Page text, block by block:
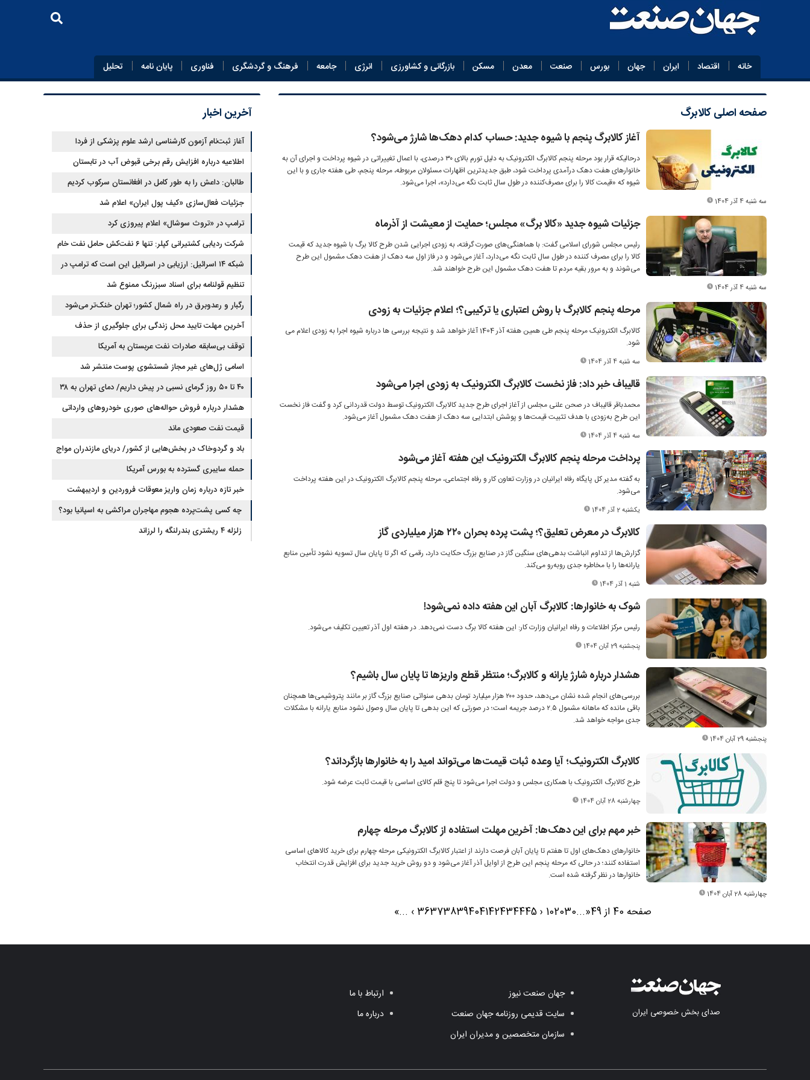
خانه اقتصاد ایران جهان بورس صنعت معدن مسکن بازرگانی و کشاورزی انرژی جامعه فرهنگ و گردشگری فناوری پایان‌ نامه تحلیل
صفحه اصلیکالابرگ
آغاز کالابرگ پنجم با شیوه جدید: حساب کدام دهک‌ها شارژ می‌شود؟
درحالیکه قرار بود مرحله پنجم کالابرگ الکترونیک به دلیل تورم بالای ۳۰ درصدی، با اعمال تغییراتی در شیوه پرداخت و اجرای آن به
خانوارهای هفت دهک درآمدی پرداخت شود، طبق جدیدترین اظهارات مسئولان مربوطه، مرحله پنجم، طی هفته جاری و با این
شیوه که «قیمت کالا را برای مصرف‌کننده در طول سال ثابت نگه می‌دارد»، اجرا می‌شود.
سه شنبه 4 آذر 1404
جزئیات شیوه جدید «کالا برگ» مجلس؛ حمایت از معیشت از آذرماه
رئیس مجلس شورای اسلامی گفت: با هماهنگی‌های صورت گرفته، به زودی اجرایی شدن طرح کالا برگ با شیوه جدید که قیمت
کالا را برای مصرف کننده در طول سال ثابت نگه می‌دارد، آغاز می‌شود و در فاز اول سه دهک از هفت دهک مشمول این طرح
می‌شوند و به مرور بقیه مردم تا هفت دهک مشمول این طرح خواهند شد.
سه شنبه 4 آذر 1404
مرحله پنجم کالابرگ با روش اعتباری یا ترکیبی؟؛ اعلام جزئیات به زودی
کالابرگ الکترونیک مرحله پنجم طی همین هفته آذر 1404 آغاز خواهد شد و نتیجه بررسی ها درباره شیوه اجرا به زودی اعلام می
شود.
سه شنبه 4 آذر 1404
قالیباف خبر داد: فاز نخست کالابرگ الکترونیک به زودی اجرا می‌شود
محمدباقر قالیباف در صحن علنی مجلس از آغاز اجرای طرح جدید کالابرگ الکترونیک توسط دولت قدردانی کرد و گفت فاز نخست
این طرح به‌زودی با هدف تثبیت قیمت‌ها و پوشش ابتدایی سه دهک از هفت دهک مشمول آغاز می‌شود.
سه شنبه 4 آذر 1404
پرداخت مرحله پنجم کالابرگ الکترونیک این هفته آغاز می‌شود
به گفته مدیر کل پایگاه رفاه ایرانیان در وزارت تعاون کار و رفاه اجتماعی، مرحله پنجم کالابرگ الکترونیک در این هفته پرداخت
می‌شود.
یکشنبه 2 آذر 1404
کالابرگ در معرض تعلیق؟؛ پشت پرده بحران ۲۲۰ هزار میلیاردی گاز
گزارش‌ها از تداوم انباشت بدهی‌های سنگین گاز در صنایع بزرگ حکایت دارد، رقمی که اگر تا پایان سال تسویه نشود تأمین منابع
یارانه‌ها را با مخاطره جدی روبه‌رو می‌کند.
شنبه 1 آذر 1404
شوک به خانوارها: کالابرگ آبان این هفته داده نمی‌شود!
رئیس مرکز اطلاعات و رفاه ایرانیان وزارت کار: این هفته کالا برگ دست نمی‌دهد. در هفته اول آذر تعیین تکلیف می‌شود.
پنجشنبه 29 آبان 1404
هشدار درباره شارژ یارانه و کالابرگ؛ منتظر قطع واریزها تا پایان سال باشیم؟
​بررسی‌های انجام شده نشان می‌دهد، حدود ۲۰۰ هزار میلیارد تومان بدهی سنواتی صنایع بزرگ گاز بر مانند پتروشیمی‌ها همچنان
باقی مانده که ماهانه مشمول ۲.۵ درصد جریمه است؛ در صورتی که این بدهی تا پایان سال وصول نشود منابع یارانه با مشکلات
جدی مواجه خواهد شد.
پنجشنبه 29 آبان 1404
کالابرگ الکترونیک؛ آیا وعده ثبات قیمت‌ها می‌تواند امید را به خانوارها بازگرداند؟
طرح کالابرگ الکترونیک با همکاری مجلس و دولت اجرا می‌شود تا پنج قلم کالای اساسی با قیمت ثابت عرضه شود.
چهارشنبه 28 آبان 1404
خبر مهم برای این دهک‌ها: آخرین مهلت استفاده از کالابرگ مرحله چهارم
خانوارهای دهک‌های اول تا هفتم تا پایان آبان فرصت دارند از اعتبار کالابرگ الکترونیکی مرحله چهارم برای خرید کالاهای اساسی
استفاده کنند؛ در حالی که مرحله پنجم این طرح از اوایل آذر آغاز می‌شود و دو روش خرید جدید برای افزایش قدرت انتخاب
خانوارها در نظر گرفته شده است.
چهارشنبه 28 آبان 1404
صفحه 40 از 49 «
...
102030
‹
36373839404142434445
›
...
»
آخرین اخبار
آغاز ثبت‌نام‌ آزمون کارشناسی ارشد علوم پزشکی از فردا
اطلاعیه درباره افزایش رقم برخی قبوض آب در تابستان
طالبان: داعش را به طور کامل در افغانستان سرکوب کردیم
جزئیات فعال‌سازی «کیف پول ایران» اعلام شد
ترامپ در «تروث سوشال» اعلام پیروزی کرد
شرکت ردیابی کشتیرانی کپلر: تنها ۶ نفت‌کش حامل نفت خام
این هفته از تنگه هرمز خارج شدند
شبکه ۱۴ اسرائیل: ارزیابی در اسرائیل این است که ترامپ در
مسیر توافق با ایران قرار دارد
تنظیم قولنامه برای اسناد سبزرنگ ممنوع شد
رگبار و رعدوبرق در راه شمال کشور؛ تهران خنک‌تر می‌شود
آخرین مهلت تایید محل زندگی برای جلوگیری از حذف
کالابرگ اعلام شد
توقف بی‌سابقه صادرات نفت عربستان به آمریکا
اسامی ژل‌های غیر مجاز شستشوی پوست منتشر شد
۴۰ تا ۵۰ روز گرمای نسبی در پیش داریم/ دمای تهران به ۳۸
درجه می‌رسد
هشدار درباره فروش حواله‌های صوری خودروهای وارداتی
قیمت نفت صعودی ماند
باد و گردوخاک در بخش‌هایی از کشور/ دریای مازندران مواج
است
حمله سایبری گسترده به بورس آمریکا
خبر تازه درباره زمان واریز معوقات فروردین و اردیبهشت
بازنشستگان تامین اجتماعی
چه کسی پشت‌پرده هجوم مهاجران مراکشی به اسپانیا بود؟
زلزله ۴ ریشتری بندرلنگه را لرزاند
صدای بخش خصوصی ایران
جهان صنعت نیوز
سایت قدیمی روزنامه جهان صنعت
سازمان متخصصین و مدیران ایران
ارتباط با ما
درباره ما